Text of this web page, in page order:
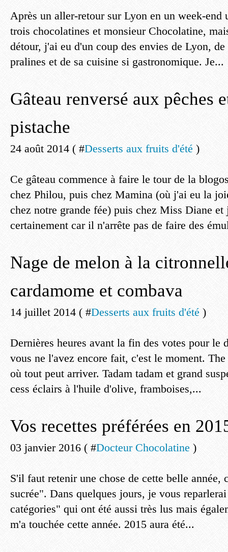
Après un aller-retour sur Lyon en un week-end
trois chocolatines et monsieur Chocolatine,
détour, j'ai eu d'un coup des envies de Lyon, de
pralines et de sa cuisine si gastronomique. Je...
Gâteau renversé aux pêches
pistache
24 août 2014 ( #Desserts aux fruits d'été )
Ce gâteau commence à faire le tour de la
chez Philou, puis chez Mamina (où j'ai eu la
chez notre grande fée) puis chez Miss Diane et
certainement car il n'arrête pas de faire des
Nage de melon à la
cardamome et combava
14 juillet 2014 ( #Desserts aux fruits d'été )
Dernières heures avant la fin des votes pour le
vous ne l'avez encore fait, c'est le moment.
où tout peut arriver. Tadam tadam et grand
cess éclairs à l'huile d'olive, framboises,...
Vos recettes préférées en
03 janvier 2016 ( #Docteur Chocolatine )
S'il faut retenir une chose de cette belle année,
sucrée". Dans quelques jours, je vous
catégories" qui ont été aussi très lus mais
m'a touchée cette année. 2015 aura été...